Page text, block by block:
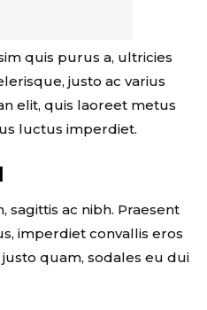
quis purus a, ultricies
justo ac varius
elit, quis laoreet metus
luctus imperdiet.
sagittis ac nibh. Praesent
imperdiet convallis eros
quam, sodales eu dui